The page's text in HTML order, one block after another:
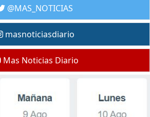
@MAS_NOTICIAS
masnoticiasdiario
Mas Noticias Diario